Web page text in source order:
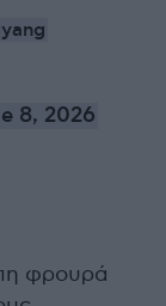
8, 2026
φρουρά